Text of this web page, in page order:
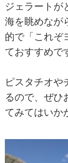
ジェラートが
海を眺めなが
的で「これぞ
ておすすめで
ピスタチオや
るので、ぜひ
てみてはいか